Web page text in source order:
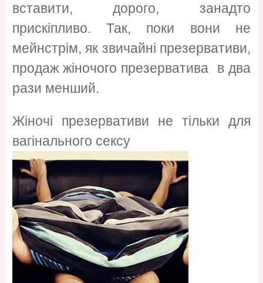
вставити, дорого, занадто
прискіпливо. Так, поки вони не
мейнстрім, як звичайні презервативи,
продаж жіночого презерватива в два
рази менший.
Жіночі презервативи не тільки для
вагінального сексу